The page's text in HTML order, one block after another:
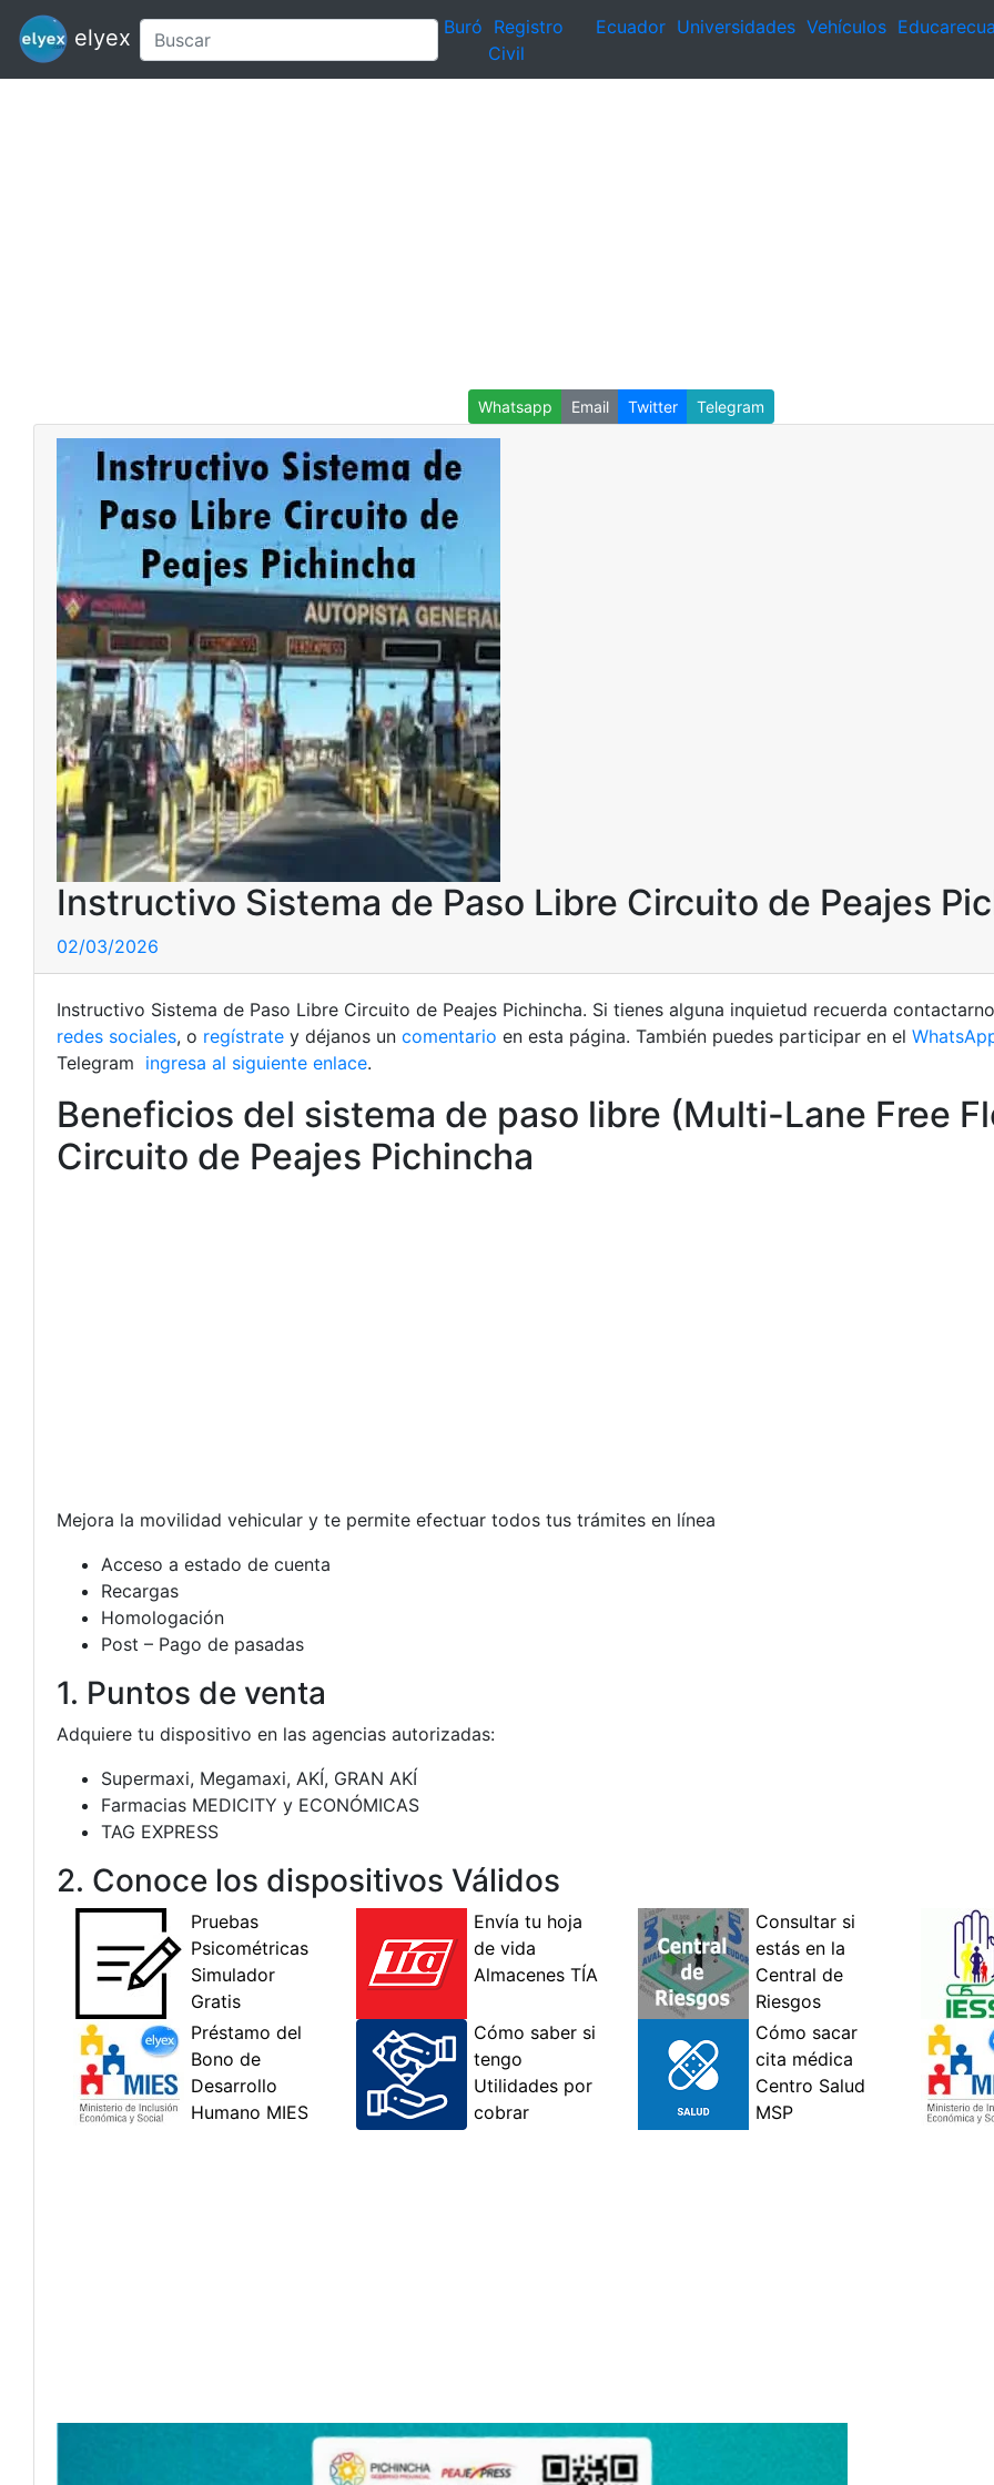
elyex Buró Registro
Civil
Ecuador Universidades Vehículos
Whatsapp Email Twitter Telegram
Instructivo Sistema de Paso Libre Circuito de Peajes
02/03/2026
Instructivo Sistema de Paso Libre Circuito de Peajes Pichincha. Si tienes alguna inquietud recuerda
redes sociales, o regístrate y déjanos un comentario en esta página. También puedes participar en el
Telegram ingresa al siguiente enlace.
Beneficios del sistema de paso libre (Multi-Lane Free
Circuito de Peajes Pichincha
Mejora la movilidad vehicular y te permite efectuar todos tus trámites en línea
Acceso a estado de cuenta
Recargas
Homologación
Post – Pago de pasadas
1. Puntos de venta
Adquiere tu dispositivo en las agencias autorizadas:
Supermaxi, Megamaxi, AKÍ, GRAN AKÍ
Farmacias MEDICITY y ECONÓMICAS
TAG EXPRESS
2. Conoce los dispositivos Válidos